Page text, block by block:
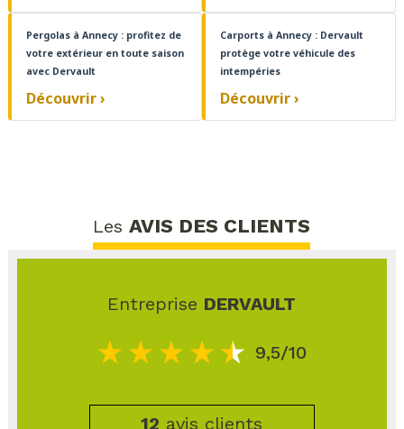
Pergolas à Annecy : profitez de
votre extérieur en toute saison
avec Dervault
Découvrir ›
Carports à Annecy : Dervault
protège votre véhicule des
intempéries
Découvrir ›
LesAVIS DES CLIENTS
Entreprise DERVAULT
9,5/10
12 avis clients